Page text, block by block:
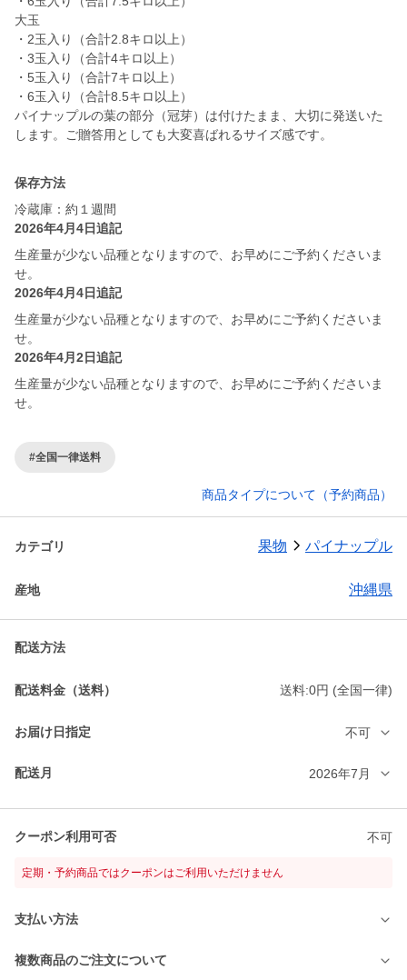
大玉
・2玉入り（合計2.8キロ以上）
・3玉入り（合計4キロ以上）
・5玉入り（合計7キロ以上）
・6玉入り（合計8.5キロ以上）
パイナップルの葉の部分（冠芽）は付けたまま、大切に発送いた
保存方法
冷蔵庫：約１週間
2026年4月4日追記
生産量が少ない品種となりますので、お早めにご予約くださいま
せ。
2026年4月4日追記
生産量が少ない品種となりますので、お早めにご予約くださいま
せ。
2026年4月2日追記
生産量が少ない品種となりますので、お早めにご予約くださいま
せ。
#全国一律送料
商品タイプについて（予約商品）
カテゴリ 果物 パイナップル
産地 沖縄県
配送方法
配送料金（送料） 送料:0円 (全国一律)
お届け日指定 不可
配送月 2026年7月
クーポン利用可否 不可
定期・予約商品ではクーポンはご利用いただけません
支払い方法
複数商品のご注文について